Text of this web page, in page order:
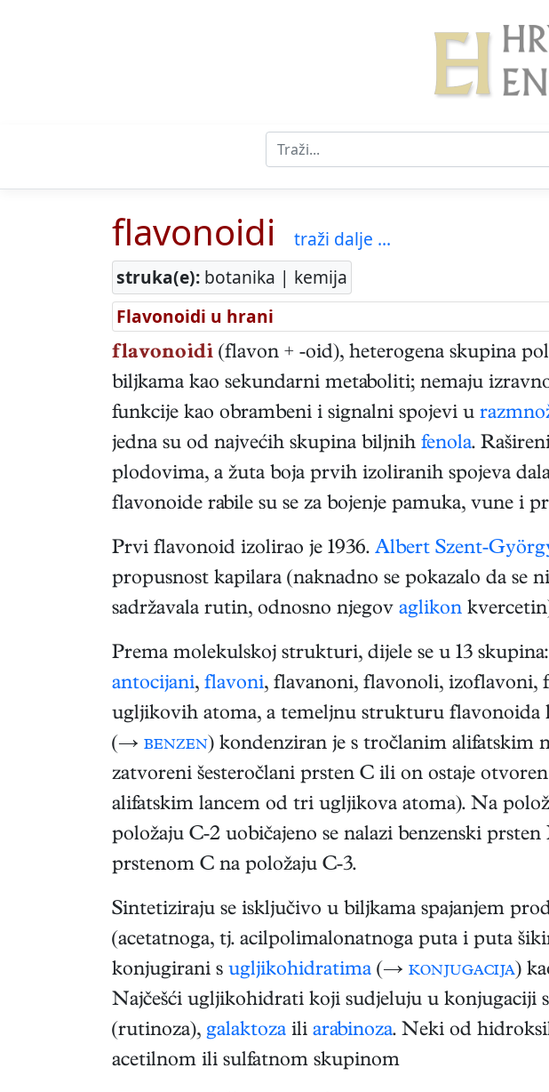
flavonoidi
traži dalje ...
struka(e): botanika | kemija
Flavonoidi u hrani
flavonoidi (flavon + -oid), heterogena skupina
biljkama kao sekundarni metaboliti; nemaju
funkcije kao obrambeni i signalni spojevi u
jedna su od najvećih skupina biljnih fenola.
plodovima, a žuta boja prvih izoliranih spojeva
flavonoide rabile su se za bojenje pamuka, vune i
Prvi flavonoid izolirao je 1936. Albert Szent-
propusnost kapilara (naknadno se pokazalo da se
sadržavala rutin, odnosno njegov aglikon
Prema molekulskoj strukturi, dijele se u 13
antocijani, flavoni, flavanoni, flavonoli, izoflavoni,
ugljikovih atoma, a temeljnu strukturu flavonoida
(→ benzen) kondenziran je s tročlanim alifatskim
zatvoreni šesteročlani prsten C ili on ostaje
alifatskim lancem od tri ugljikova atoma). Na
položaju C-2 uobičajeno se nalazi benzenski
prstenom C na položaju C-3.
Sintetiziraju se isključivo u biljkama spajanjem
(acetatnoga, tj. acilpolimalonatnoga puta i puta
konjugirani s ugljikohidratima (→ konjugacija)
Najčešći ugljikohidrati koji sudjeluju u konjugaciji
(rutinoza), galaktoza ili arabinoza. Neki od
acetilnom ili sulfatnom skupinom